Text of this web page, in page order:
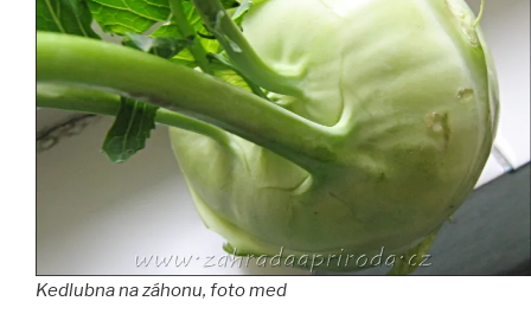
Kedlubna na záhonu, foto med